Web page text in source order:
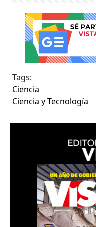
Tags:
Ciencia
Ciencia y Tecnología